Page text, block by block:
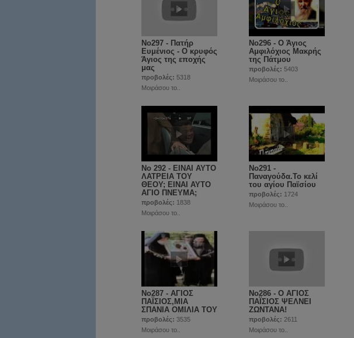
No297 - Πατήρ
Ευμένιος - Ο κρυφός
Άγιος της εποχής
μας
προβολές: 5318
Μοιράσου το..
Νο296 - Ο Άγιος
Αμφιλόχιος Μακρής
της Πάτμου
προβολές: 5403
Μοιράσου το..
No 292 - ΕΙΝΑΙ ΑΥΤΟ
ΛΑΤΡΕΙΑ ΤΟΥ
ΘΕΟΥ; ΕΙΝΑΙ ΑΥΤΟ
ΑΓΙΟ ΠΝΕΥΜΑ;
προβολές: 1838
Μοιράσου το..
No291 -
Παναγούδα.Το κελί
του αγίου Παϊσίου
προβολές: 1724
Μοιράσου το..
No287 - ΑΓΙΟΣ
ΠΑΪΣΙΟΣ,ΜΙΑ
ΣΠΑΝΙΑ ΟΜΙΛΙΑ ΤΟΥ
προβολές: 3535
Μοιράσου το..
No286 - Ο ΑΓΙΟΣ
ΠΑΪΣΙΟΣ ΨΕΛΝΕΙ
ΖΩΝΤΑΝΑ!
προβολές: 2611
Μοιράσου το..